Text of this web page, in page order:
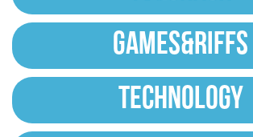
GAMES&RIFFS
TECHNOLOGY